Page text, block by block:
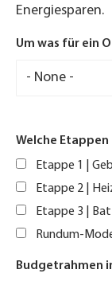
Energiesparen.
Um was für ein
Welche Etappen
Etappe 1 |
Etappe 2 |
Etappe 3 |
Rundum-
Budgetrahmen